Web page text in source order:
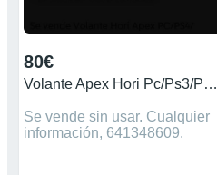
80€
Volante Apex Hori Pc/Ps3/Ps4/Ps5
Se vende sin usar. Cualquier
información, 641348609.